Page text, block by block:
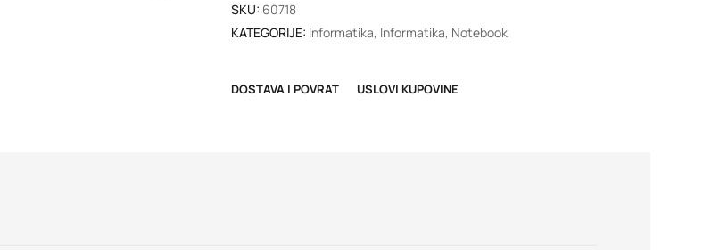
SKU: 60718
KATEGORIJE: Informatika, Informatika, Notebook
DOSTAVA I POVRAT USLOVI KUPOVINE